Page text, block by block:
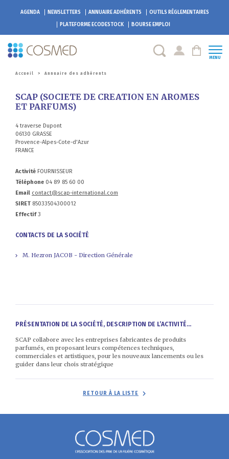
AGENDA NEWSLETTERS ANNUAIRE ADHÉRENTS
OUTILS RÉGLEMENTAIRES
PLATEFORMEECODESTOCK BOURSE EMPLOI
MENU
Accueil > Annuaire des adhérents
SCAP (SOCIETE DE CREATION EN AROMES
ET PARFUMS)
4 traverse Dupont
06130 GRASSE
Provence-Alpes-Cote-d'Azur
FRANCE
Activité FOURNISSEUR
Téléphone 04 89 85 60 00
Email contact@scap-international.com
SIRET 85033504300012
Effectif3
CONTACTS DE LA SOCIÉTÉ
M. Hezron JACOB - Direction Générale
PRÉSENTATION DE LA SOCIÉTÉ, DESCRIPTION DE L’ACTIVITÉ...
SCAP collabore avec les entreprises fabricantes de produits
parfumés, en proposant leurs compétences techniques,
commerciales et artistiques, pour les nouveaux lancements ou les
guider dans leur chois stratégique
RETOUR À LA LISTE